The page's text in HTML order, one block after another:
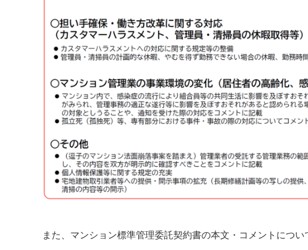
また、マンション標準管理委託契約書の本文・コメントについ